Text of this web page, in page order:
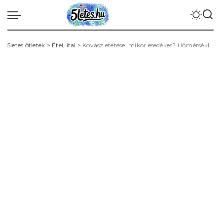
5letes ötletek > Étel, ital > Kovász etetése: mikor esedékes? Hőmérséklet, aktivitási jelek és etetési arányok